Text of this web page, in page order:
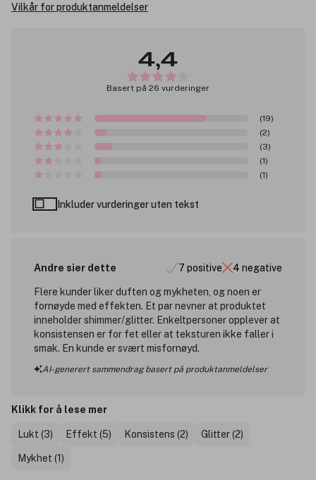
Vilkår for produktanmeldelser
4,4
Basert på 26 vurderinger
(19)
(2)
(3)
(1)
(1)
Inkluder vurderinger uten tekst
Andre sier dette 7 positive 4 negative
Flere kunder liker duften og mykheten, og noen er
fornøyde med effekten. Et par nevner at produktet
inneholder shimmer/glitter. Enkeltpersoner opplever at
konsistensen er for fet eller at teksturen ikke faller i
smak. En kunde er svært misfornøyd.
AI-generert sammendrag basert på produktanmeldelser
Klikk for å lese mer
Lukt (3) Effekt (5) Konsistens (2) Glitter (2)
Mykhet (1)